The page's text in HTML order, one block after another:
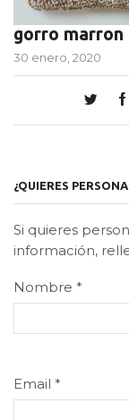
gorro marron
30 enero, 2020
¿QUIERES
Si quieres
información,
Nombre *
Email *